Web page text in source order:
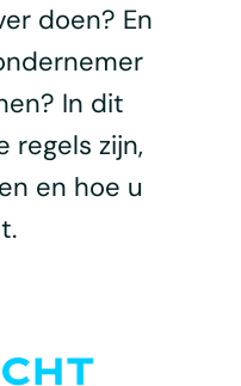
doen? En
In dit
regels zijn,
en hoe u